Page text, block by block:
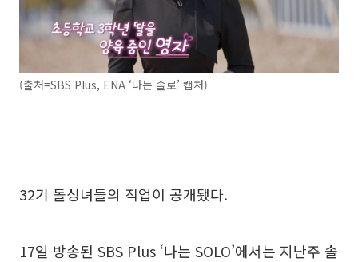
(출처=SBS Plus, ENA ‘나는 솔로’ 캡처)
32기 돌싱녀들의 직업이 공개됐다.
17일 방송된 SBS Plus ‘나는 SOLO’에서는 지난주 솔